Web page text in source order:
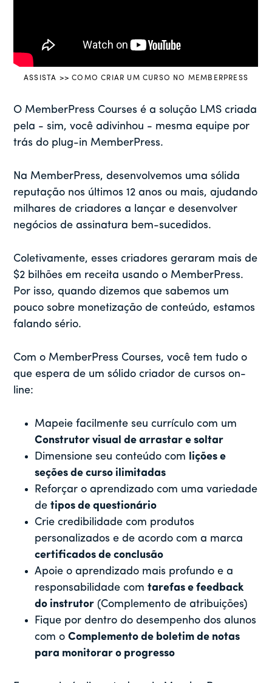
ASSISTA >> COMO CRIAR UM CURSO NO MEMBERPRESS
O MemberPress Courses é a solução LMS criada
pela - sim, você adivinhou - mesma equipe por
trás do plug-in MemberPress.
Na MemberPress, desenvolvemos uma sólida
reputação nos últimos 12 anos ou mais, ajudando
milhares de criadores a lançar e desenvolver
negócios de assinatura bem-sucedidos.
Coletivamente, esses criadores geraram mais de
$2 bilhões em receita usando o MemberPress.
Por isso, quando dizemos que sabemos um
pouco sobre monetização de conteúdo, estamos
falando sério.
Com o MemberPress Courses, você tem tudo o
que espera de um sólido criador de cursos on-
line:
Mapeie facilmente seu currículo com um
Construtor visual de arrastar e soltar
Dimensione seu conteúdo com lições e
seções de curso ilimitadas
Reforçar o aprendizado com uma variedade
detipos de questionário
Crie credibilidade com produtos
personalizados e de acordo com a marca
certificados de conclusão
Apoie o aprendizado mais profundo e a
responsabilidade comtarefas e feedback
do instrutor (Complemento de atribuições)
Fique por dentro do desempenho dos alunos
com oComplemento de boletim de notas
para monitorar o progresso